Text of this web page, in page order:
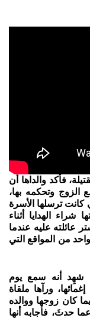
فأكد والداها أن
الزوج وتحكمه بها،
ترسلها الأسرة
الهدايا أثناء
عائلته عليه عندما
من المواقع التي
شهِد أنه سمع يوم
ورآها ملقاة
كان زوجها ووالده
حدثَ، فأجابه أنها